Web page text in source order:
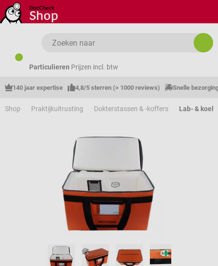
Ga naar de hoofdinhoud
Particulieren Prijzen incl. btw
140 jaar expertise 4,8/5 sterren (> 1000 reviews) Snelle
Shop Praktijkuitrusting Dokterstassen & -koffers Lab- &